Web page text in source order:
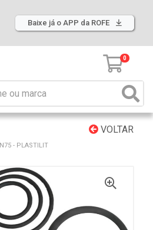
Baixe já o APP da ROFE
0
VOLTAR
- PLASTILIT